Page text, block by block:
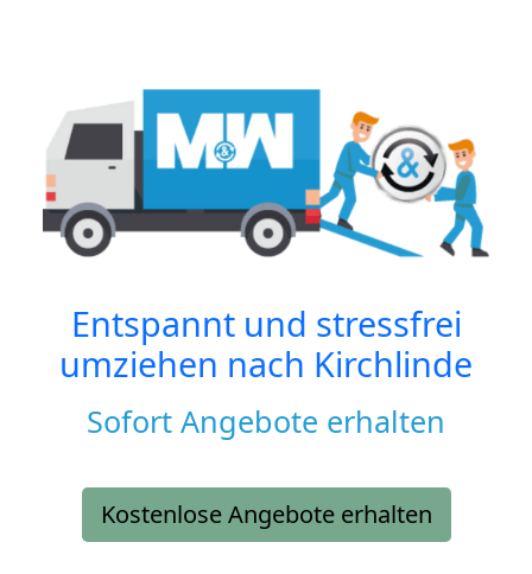
Entspannt und stressfrei
umziehen nach Kirchlinde
Sofort Angebote erhalten
Kostenlose Angebote erhalten